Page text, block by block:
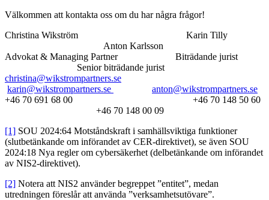
Välkommen att kontakta oss om du har några frågor!
Christina Wikström Karin Tilly
Anton Karlsson
Advokat & Managing Partner Biträdande jurist
Senior biträdande jurist
christina@wikstrompartners.se
karin@wikstrompartners.se
anton@wikstrompartners.se
+46 70 691 68 00 +46 70 148 50 60
+46 70 148 00 09
[1] SOU 2024:64 Motståndskraft i samhällsviktiga funktioner
(slutbetänkande om införandet av CER-direktivet), se även SOU
2024:18 Nya regler om cybersäkerhet (delbetänkande om införandet
av NIS2-direktivet).
[2] Notera att NIS2 använder begreppet ”entitet”, medan
utredningen föreslår att använda ”verksamhetsutövare”.